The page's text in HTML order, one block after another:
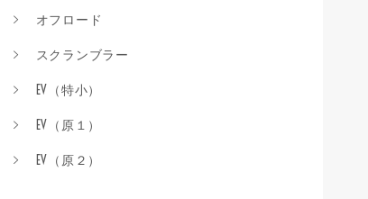
オフロード
スクランブラー
EV（特小）
EV（原１）
EV（原２）